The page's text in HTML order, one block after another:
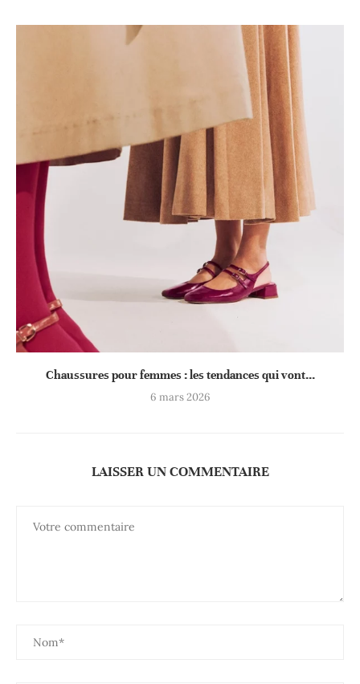
Chaussures pour femmes : les tendances qui vont...
6 mars 2026
LAISSER UN COMMENTAIRE